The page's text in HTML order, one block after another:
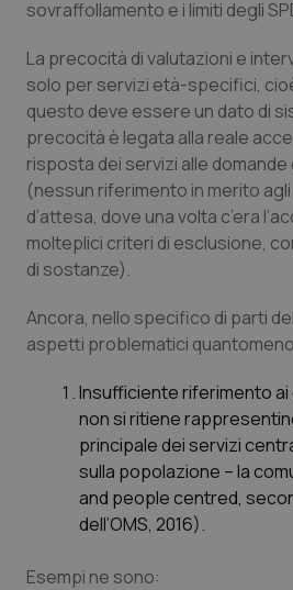
sovraffollamento e i limiti degli
La precocità di valutazioni e
solo per servizi età-specifici,
questo deve essere un dato di
precocità è legata alla reale
risposta dei servizi alle
(nessun riferimento in merito
d’attesa, dove una volta c’era
molteplici criteri di esclusione,
di sostanze).
Ancora, nello specifico di parti
aspetti problematici
Insufficiente riferimento ai
non si ritiene
principale dei servizi
sulla popolazione – la
and peoplecentred,
dell’OMS, 2016).
Esempi ne sono: